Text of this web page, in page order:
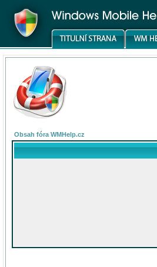
Obsah fóra WMHelp.cz